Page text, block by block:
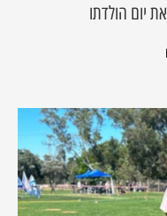
יום הולדתו